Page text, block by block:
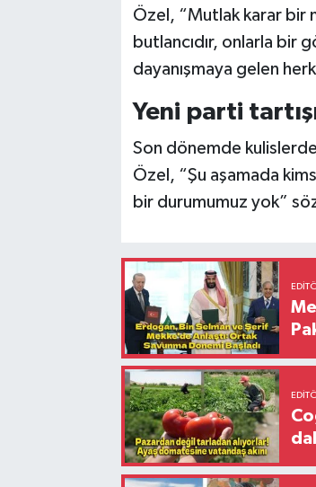
Özel, “Mutlak karar bir
butlancıdır, onlarla bir
dayanışmaya gelen
Yeni parti
Son dönemde kulislerde
Özel, “Şu aşamada
bir durumumuz yok”